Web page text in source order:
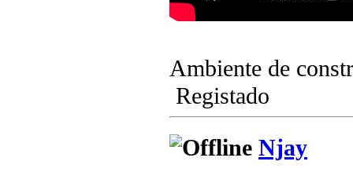
Ambiente de
Registado
Njay